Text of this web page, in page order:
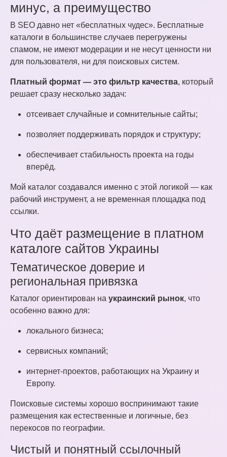
минус, а преимущество
В SEO давно нет «бесплатных чудес». Бесплатные
каталоги в большинстве случаев перегружены
спамом, не имеют модерации и не несут ценности ни
для пользователя, ни для поисковых систем.
Платный формат — это фильтр качества, который
решает сразу несколько задач:
отсеивает случайные и сомнительные сайты;
позволяет поддерживать порядок и структуру;
обеспечивает стабильность проекта на годы
вперёд.
Мой каталог создавался именно с этой логикой — как
рабочий инструмент, а не временная площадка под
ссылки.
Что даёт размещение в платном
каталоге сайтов Украины
Тематическое доверие и
региональная привязка
Каталог ориентирован на украинский рынок, что
особенно важно для:
локального бизнеса;
сервисных компаний;
интернет-проектов, работающих на Украину и
Европу.
Поисковые системы хорошо воспринимают такие
размещения как естественные и логичные, без
перекосов по географии.
Чистый и понятный ссылочный